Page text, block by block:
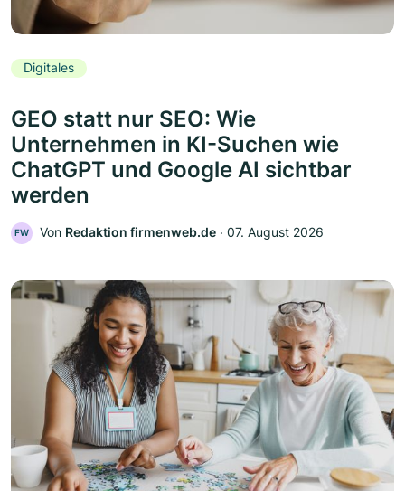
Digitales
GEO statt nur SEO: Wie
Unternehmen in KI-Suchen wie
ChatGPT und Google AI sichtbar
werden
FW Von Redaktion firmenweb.de ‧ 07. August 2026